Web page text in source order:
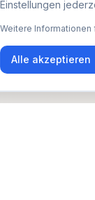
Einstellungen
Weitere Informationen
Alle akzeptieren